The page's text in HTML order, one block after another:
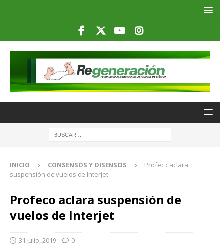
INICIO CONSENSOS Y DISENSOS
Profeco aclara
suspensión de vuelos de Interjet
Profeco aclara suspensión de
vuelos de Interjet
31 julio, 2019 0